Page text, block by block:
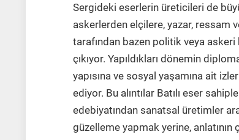
Sergideki eserlerin üreticileri de
askerlerden elçilere, yazar, ressam
tarafından bazen politik veya
çıkıyor. Yapıldıkları dönemin
yapısına ve sosyal yaşamına ait
ediyor. Bu alıntılar Batılı eser
edebiyatından sanatsal üretimler
güzelleme yapmak yerine, anlatının